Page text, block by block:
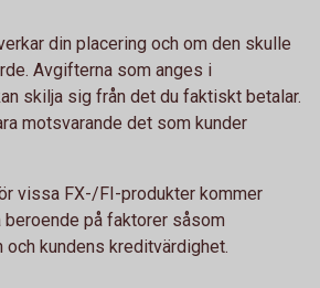
din placering och om den skulle
Avgifterna som anges i
skilja sig från det du faktiskt betalar.
motsvarande det som kunder
vissa FX-/FI-produkter kommer
på faktorer såsom
kundens kreditvärdighet.